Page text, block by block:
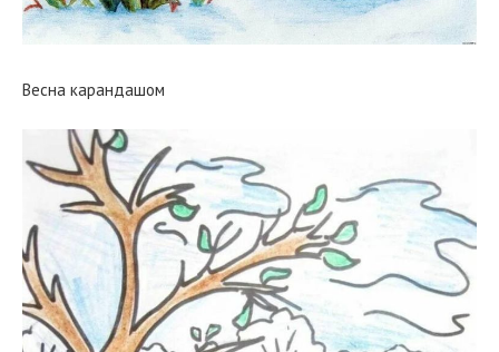
Весна карандашом